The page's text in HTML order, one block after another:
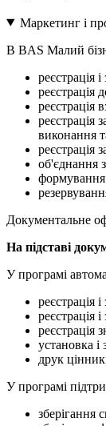
Маркетинг і
В BAS Малий
реєстрація
реєстрація
реєстрація
реєстрація
виконання
реєстрація
об'єднання
формування
Документальне
На підставі
У програмі
реєстрація
реєстрація
реєстрація
установка
друк
У програмі
зберігання